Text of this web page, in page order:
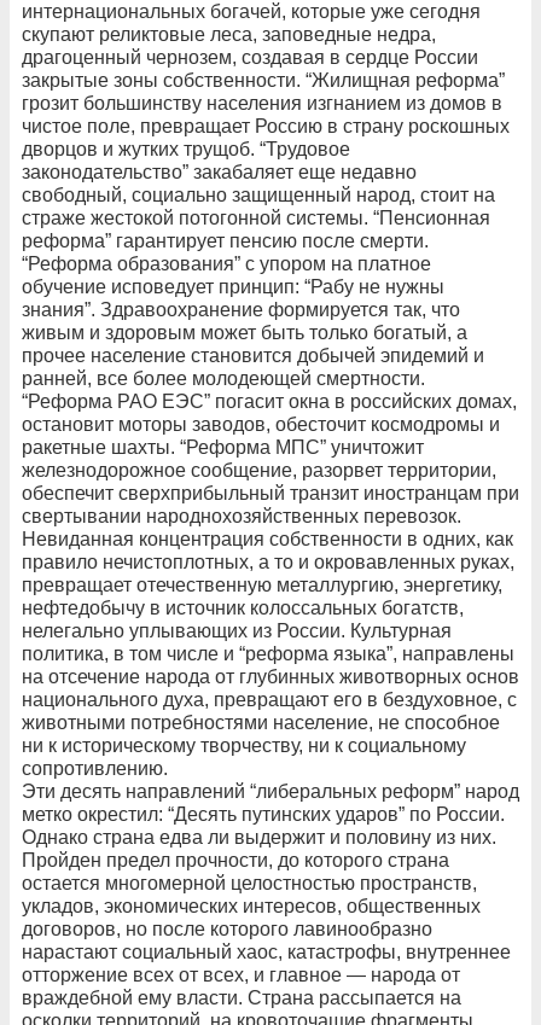
интернациональных богачей, которые уже сегодня
скупают реликтовые леса, заповедные недра,
драгоценный чернозем, создавая в сердце России
закрытые зоны собственности. “Жилищная реформа”
грозит большинству населения изгнанием из домов в
чистое поле, превращает Россию в страну роскошных
дворцов и жутких трущоб. “Трудовое
законодательство” закабаляет еще недавно
свободный, социально защищенный народ, стоит на
страже жестокой потогонной системы. “Пенсионная
реформа” гарантирует пенсию после смерти.
“Реформа образования” с упором на платное
обучение исповедует принцип: “Рабу не нужны
знания”. Здравоохранение формируется так, что
живым и здоровым может быть только богатый, а
прочее население становится добычей эпидемий и
ранней, все более молодеющей смертности.
“Реформа РАО ЕЭС” погасит окна в российских домах,
остановит моторы заводов, обесточит космодромы и
ракетные шахты. “Реформа МПС” уничтожит
железнодорожное сообщение, разорвет территории,
обеспечит сверхприбыльный транзит иностранцам при
свертывании народнохозяйственных перевозок.
Невиданная концентрация собственности в одних, как
правило нечистоплотных, а то и окровавленных руках,
превращает отечественную металлургию, энергетику,
нефтедобычу в источник колоссальных богатств,
нелегально уплывающих из России. Культурная
политика, в том числе и “реформа языка”, направлены
на отсечение народа от глубинных животворных основ
национального духа, превращают его в бездуховное, с
животными потребностями население, не способное
ни к историческому творчеству, ни к социальному
сопротивлению.
Эти десять направлений “либеральных реформ” народ
метко окрестил: “Десять путинских ударов” по России.
Однако страна едва ли выдержит и половину из них.
Пройден предел прочности, до которого страна
остается многомерной целостностью пространств,
укладов, экономических интересов, общественных
договоров, но после которого лавинообразно
нарастают социальный хаос, катастрофы, внутреннее
отторжение всех от всех, и главное — народа от
враждебной ему власти. Страна рассыпается на
осколки территорий, на кровоточащие фрагменты